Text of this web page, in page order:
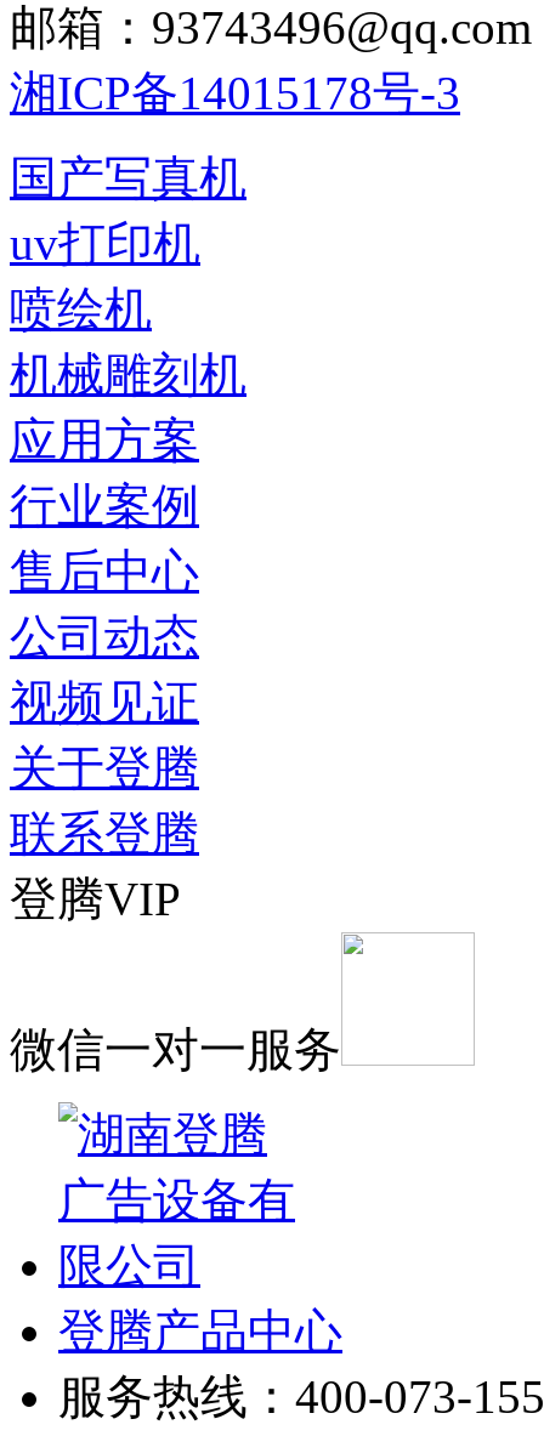
邮箱：93743496@qq.com
湘ICP备14015178号-3
国产写真机
uv打印机
喷绘机
机械雕刻机
应用方案
行业案例
售后中心
公司动态
视频见证
关于登腾
联系登腾
登腾VIP
微信一对一服务
登腾产品中心
服务热线：400-073-